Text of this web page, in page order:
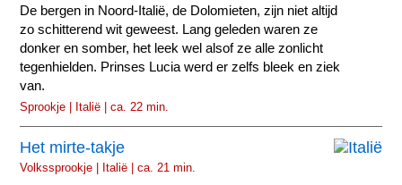
De bergen in Noord-Italië, de Dolomieten, zijn niet altijd
zo schitterend wit geweest. Lang geleden waren ze
donker en somber, het leek wel alsof ze alle zonlicht
tegenhielden. Prinses Lucia werd er zelfs bleek en ziek
van.
Sprookje | Italië | ca. 22 min.
Het mirte-takje
Volkssprookje | Italië | ca. 21 min.